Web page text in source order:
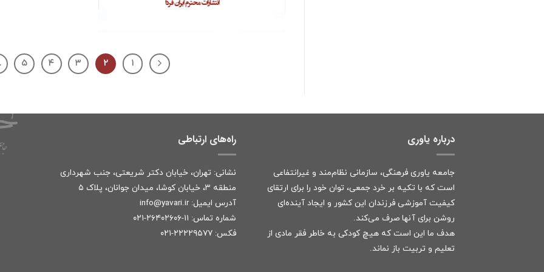
۱ ۲ ۳ ۴ ۵
درباره یاوری
جامعه یاوری فرهنگی، سازمانی نظام‌مند و غیرانتفاعی
است که با تکیه بر خرد جمعی، توان خود را برای ارتقای
کیفیت آموزشی فرزندان این کشور و ایجاد آینده‌ای
روشن برای آنها صرف می‌کند.
هدف ما این است که هیچ کودکی به خاطر فقر مادی از
تعلیم و تربیت باز نماند.
راه‌های ارتباطی
نشانی: تهران، خیابان دکتر شریعتی، جنب شهرداری
منطقه ۳، خیابان کوشا، میدان جوانان، پلاک ۵
آدرس ایمیل: info@yavari.ir
شماره تماس: ۱۱-۲۶۴۰۲۶۰۶-۰۲۱
فکس: ۲۲۲۲۹۵۷۷-۰۲۱